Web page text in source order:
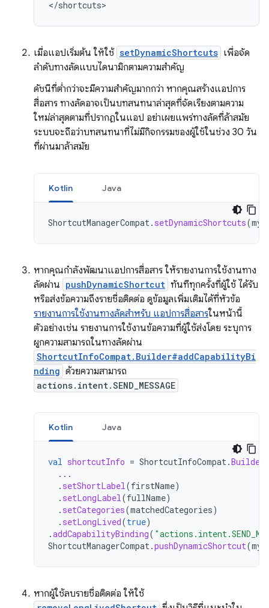
เมื่อแอปเริ่มต้น ให้ใช้ setDynamicShortcuts เพื่อจัด
ลำดับทางลัดแบบไดนามิกตามความสำคัญ
ดัชนีที่ต่ำกว่าจะมีความสำคัญมากกว่า หากคุณสร้างแอปการ
สื่อสาร ทางลัดอาจเป็นบทสนทนาล่าสุดที่จัดเรียงตามความ
ใหม่ล่าสุดตามที่ปรากฏในแอป อย่าเผยแพร่ทางลัดที่ล้าสมัย
ระบบจะถือว่าบทสนทนาที่ไม่มีกิจกรรมของผู้ใช้ในช่วง 30 วัน
ที่ผ่านมาล้าสมัย
Kotlin Java
ShortcutManagerCompat. setDynamicShortcuts(
หากคุณกำลังพัฒนาแอปการสื่อสาร ให้รายงานการใช้งานทาง
ลัดผ่าน pushDynamicShortcut ทันทีทุกครั้งที่ผู้ใช้ ได้รับ
หรือส่งข้อความถึงรายชื่อติดต่อ ดูข้อมูลเพิ่มเติมได้ที่หัวข้อ
รายงานการใช้งานทางลัดสำหรับ แอปการสื่อสารในหน้านี้
ตัวอย่างเช่น รายงานการใช้งานข้อความที่ผู้ใช้ส่งโดย ระบุการ
ผูกความสามารถในทางลัดผ่าน
ShortcutInfoCompat.Builder#addCapabilityBi
nding ด้วยความสามารถ
actions.intent.SEND_MESSAGE
Kotlin Java
val shortcutInfo = ShortcutInfoCompat.Builder
...
. setShortLabel(firstName)
. setLongLabel(fullName)
. setCategories(matchedCategories)
. setLongLived(true)
.addCapabilityBinding(
ShortcutManagerCompat.pushDynamicShortcut(
หากผู้ใช้ลบรายชื่อติดต่อ ให้ใช้